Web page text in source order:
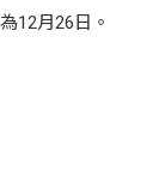
12月26日。